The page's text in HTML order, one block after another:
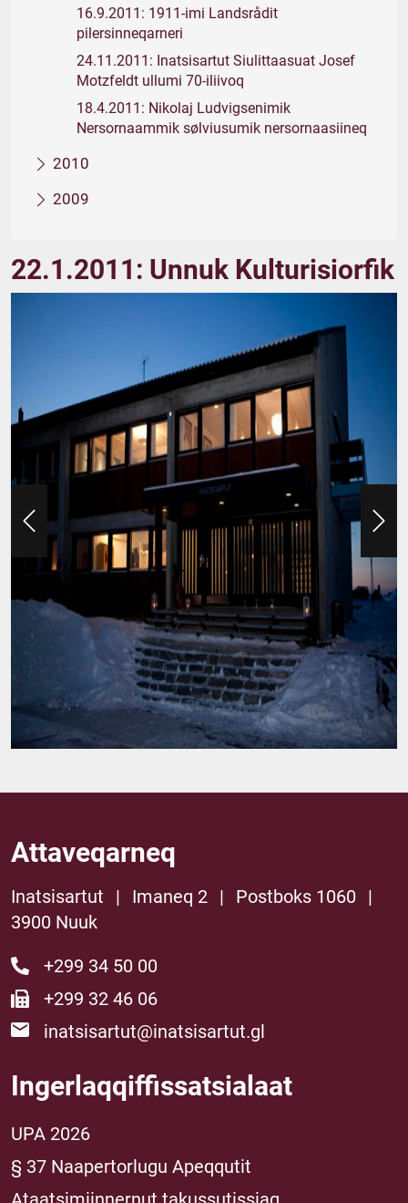
16.9.2011: 1911-imi Landsrådit
pilersinneqarneri
24.11.2011: Inatsisartut Siulittaasuat Josef
Motzfeldt ullumi 70-iliivoq
18.4.2011: Nikolaj Ludvigsenimik
Nersornaammik sølviusumik nersornaasiineq
2010
2009
22.1.2011: Unnuk Kulturisiorfik
Attaveqarneq
Inatsisartut | Imaneq 2 | Postboks 1060
|
3900 Nuuk
+299 34 50 00
+299 32 46 06
inatsisartut@inatsisartut.gl
Ingerlaqqiffissatsialaat
UPA 2026
§ 37 Naapertorlugu Apeqqutit